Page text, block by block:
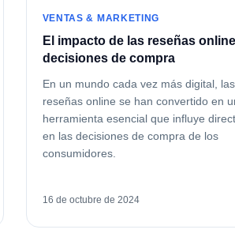
VENTAS & MARKETING
El impacto de las reseñas
decisiones de compra
En un mundo cada vez más digital, las
reseñas online se han convertido en
herramienta esencial que influye
en las decisiones de compra de los
consumidores.
16 de octubre de 2024